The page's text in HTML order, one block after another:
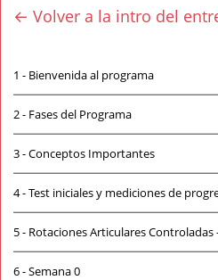
← Volver a la intro del
1 - Bienvenida al programa
2 - Fases del Programa
3 -Conceptos Importantes
4 -Test iniciales y mediciones de
5 - Rotaciones Articulares Controladas
6 -Semana 0